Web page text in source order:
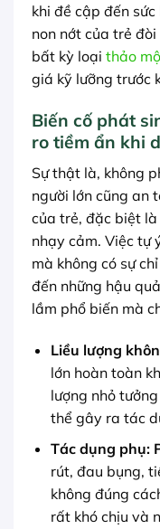
khi đề cập đến
non nớt của trẻ
bất kỳ loại thảo
giá kỹ lưỡng trước
Biến cố phát
ro tiềm ẩn khi
Sự thật là, không
người lớn cũng an
của trẻ, đặc biệt
nhạy cảm. Việc tự
mà không có sự
đến những hậu
lầm phổ biến mà
Liều lượng
lớn hoàn toàn
lượng nhỏ
thể gây ra tác
Tác dụng phụ:
rút, đau bụng,
không đúng
rất khó chịu và